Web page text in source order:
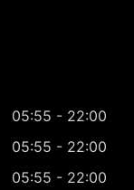
05:55 - 22:00
05:55 - 22:00
05:55 - 22:00